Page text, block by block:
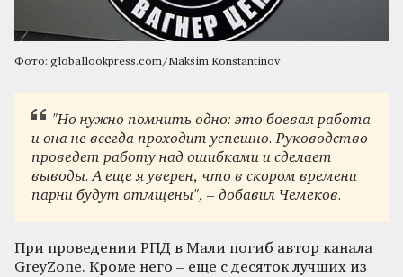
Фото: globallookpress.com/Maksim Konstantinov
"Но нужно помнить одно: это боевая работа
и она не всегда проходит успешно. Руководство
проведет работу над ошибками и сделает
выводы. А еще я уверен, что в скором времени
парни будут отмщены", – добавил Чемеков.
При проведении РПД в Мали погиб автор канала
GreyZone. Кроме него – еще с десяток лучших из